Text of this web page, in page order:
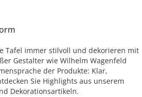
Tafel immer stilvoll und dekorieren mit
Gestalter wie Wilhelm Wagenfeld
der Produkte: Klar,
Sie Highlights aus unserem
Dekorationsartikeln.